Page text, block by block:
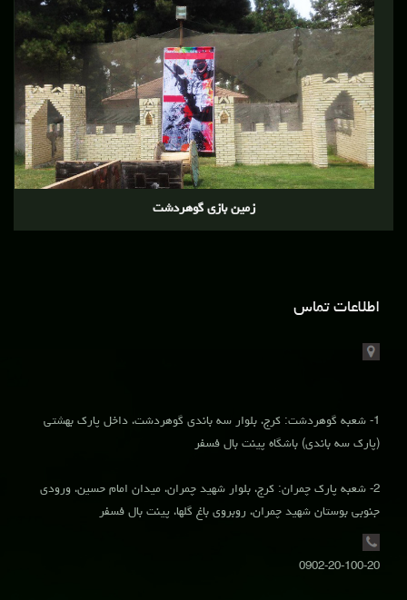
زمین بازی گوهردشت
اطلاعات تماس
1- شعبه گوهردشت: کرج، بلوار سه باندی گوهردشت، داخل پارک بهشتی
(پارک سه باندی) باشگاه پینت بال فسفر
2- شعبه پارک چمران: کرج، بلوار شهید چمران، میدان امام حسین، ورودی
جنوبی بوستان شهید چمران، روبروی باغ گلها، پینت بال فسفر
0902-20-100-20